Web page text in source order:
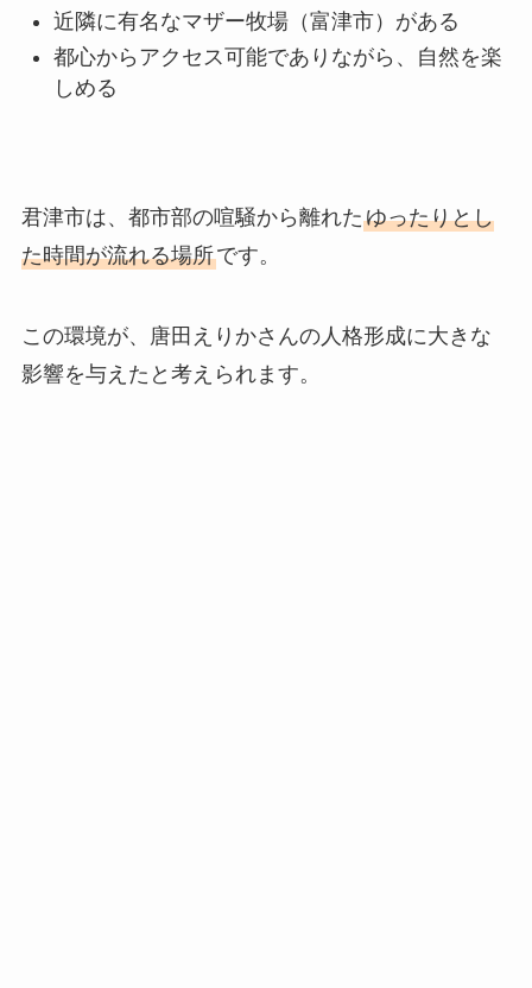
近隣に有名なマザー牧場（富津市）がある
都心からアクセス可能でありながら、自然を楽
しめる
君津市は、都市部の喧騒から離れたゆったりとし
た時間が流れる場所です。
この環境が、唐田えりかさんの人格形成に大きな
影響を与えたと考えられます。